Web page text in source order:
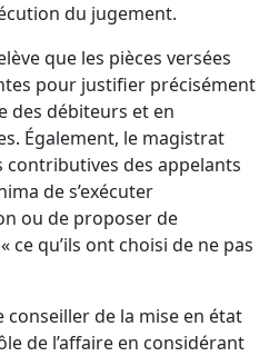
du jugement.
que les pièces versées
pour justifier précisément
des débiteurs et en
Également, le magistrat
contributives des appelants
de s’exécuter
ou de proposer de
ce qu’ils ont choisi de ne pas
conseiller de la mise en état
de l’affaire en considérant